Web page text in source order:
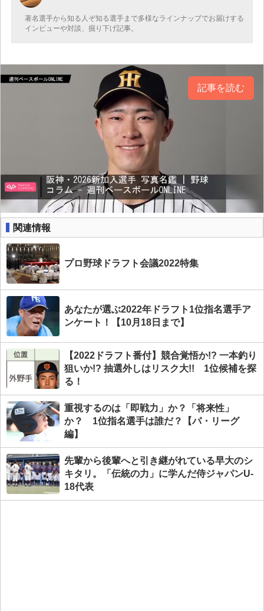
著名選手から知る人ぞ知る選手まで多様なラインナップでお届けする
インビューや対談、掘り下げ記事。
記事を読む
関連情報
プロ野球ドラフト会議2022特集
あなたが選ぶ2022年ドラフト1位指名選手ア
ンケート！【10月18日まで】
【2022ドラフト番付】競合覚悟か!? 一本釣り
狙いか!? 抽選外しはリスク大!! 1位候補を探
る！
重視するのは「即戦力」か？「将来性」
か？ 1位指名選手は誰だ？【パ・リーグ
編】
先輩から後輩へと引き継がれている早大のシ
キタリ。「伝統の力」に学んだ侍ジャパンU-
18代表